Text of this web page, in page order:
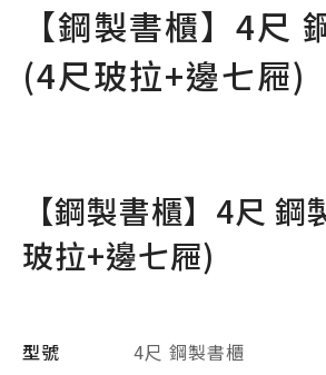
【鋼製書櫃】4尺
(4尺玻拉+邊七屜)
【鋼製書櫃】4尺
玻拉+邊七屜)
型號
4尺 鋼製書櫃